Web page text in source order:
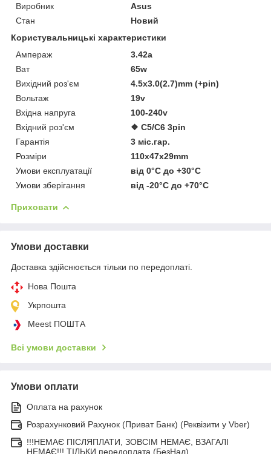
Виробник
Asus
Стан
Новий
Користувальницькі характеристики
Ампераж
3.42a
Ват
65w
Вихідний роз'єм
4.5x3.0(2.7)mm (+pin)
Вольтаж
19v
Вхідна напруга
100-240v
Вхідний роз'єм
❖ C5/C6 3pin
Гарантія
3 міс.гар.
Розміри
110x47x29mm
Умови експлуатації
від 0°C до +30°C
Умови зберігання
від -20°C до +70°C
Приховати
Умови доставки
Доставка здійснюється тільки по передоплаті.
Нова Пошта
Укрпошта
Meest ПОШТА
Всі умови доставки
Умови оплати
Оплата на рахунок
Розрахунковий Рахунок (Приват Банк) (Реквізити у Vber)
!!!НЕМАЄ ПІСЛЯПЛАТИ, ЗОВСІМ НЕМАЄ, ВЗАГАЛІ
НЕМАЄ!!! ТІЛЬКИ передоплата (БезНал)